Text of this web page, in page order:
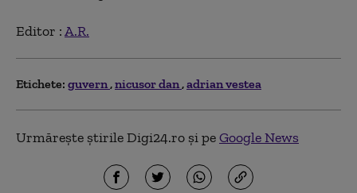
Editor :A.R.
Etichete: guvern nicusor dan adrian vestea
Urmărește știrile Digi24.ro și peGoogle News